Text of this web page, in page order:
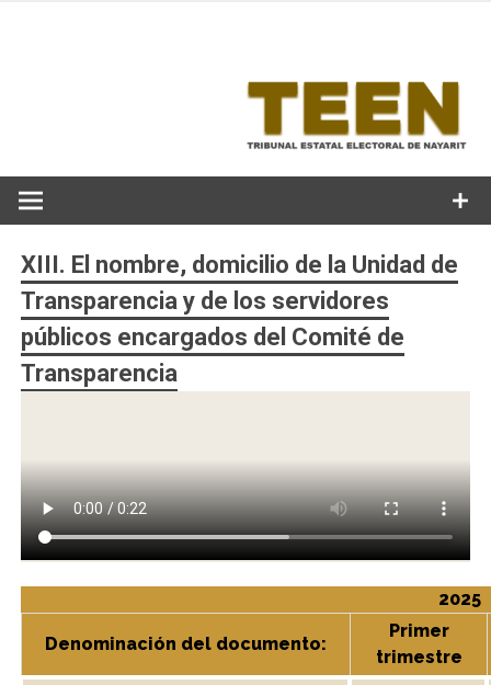
XIII. El nombre, domicilio de la Unidad de
Transparencia y de los servidores
públicos encargados del Comité de
Transparencia
2025
Denominación del documento:
Primer
trimestre